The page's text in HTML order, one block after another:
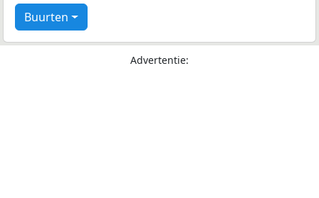
Buurten
Advertentie: